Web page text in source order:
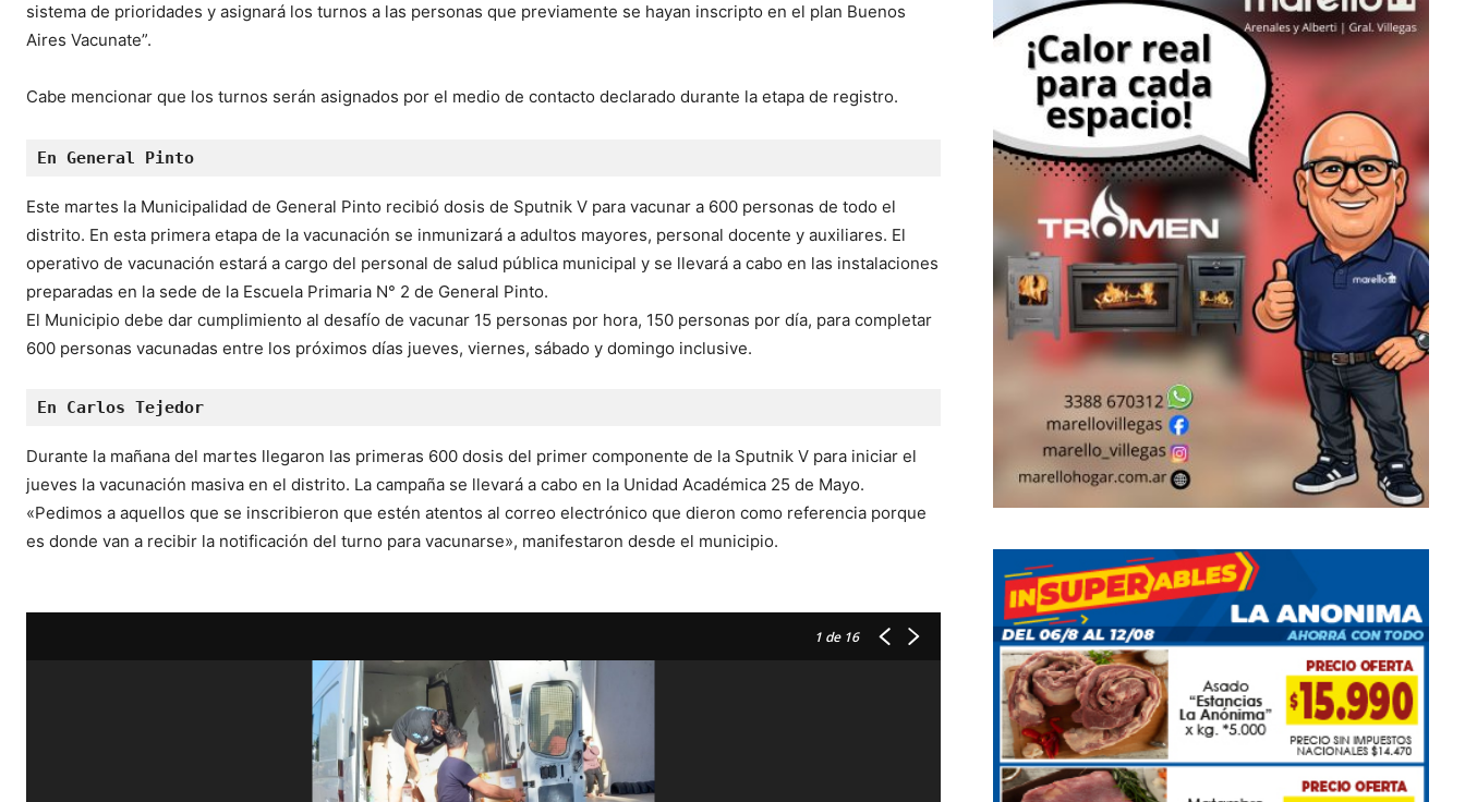
sistema de prioridades y asignará los turnos a las personas que previamente se hayan inscripto en el plan Buenos
Aires Vacunate”.
Cabe mencionar que los turnos serán asignados por el medio de contacto declarado durante la etapa de registro.
En General Pinto
Este martes la Municipalidad de General Pinto recibió dosis de Sputnik V para vacunar a 600 personas de todo el
distrito. En esta primera etapa de la vacunación se inmunizará a adultos mayores, personal docente y auxiliares. El
operativo de vacunación estará a cargo del personal de salud pública municipal y se llevará a cabo en las instalaciones
preparadas en la sede de la Escuela Primaria N° 2 de General Pinto.
El Municipio debe dar cumplimiento al desafío de vacunar 15 personas por hora, 150 personas por día, para completar
600 personas vacunadas entre los próximos días jueves, viernes, sábado y domingo inclusive.
En Carlos Tejedor
Durante la mañana del martes llegaron las primeras 600 dosis del primer componente de la Sputnik V para iniciar el
jueves la vacunación masiva en el distrito. La campaña se llevará a cabo en la Unidad Académica 25 de Mayo.
«Pedimos a aquellos que se inscribieron que estén atentos al correo electrónico que dieron como referencia porque
es donde van a recibir la notificación del turno para vacunarse», manifestaron desde el municipio.
1 de 16